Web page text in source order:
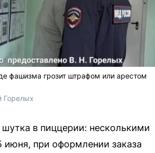
фашизма грозит штрафом или арестом
Горелых
в пиццерии: несколькими
июня, при оформлении заказа